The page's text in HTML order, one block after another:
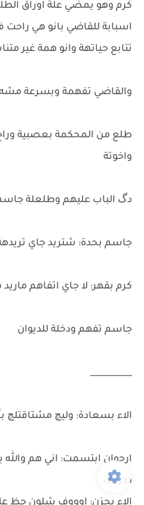
كرم وهو يمضي علة اوراق
اسبابة للقاضي بانو هي
تتابع حياتهة وانو همة غير
والقاضي تفهمة وبسرعة مشه
طلع من المحكمة بعصبية
واخوتة
دگ الباب عليهم وطلعلة
جاسم بحدة: شتريد جاي
كرم بقهر: لا جاي اتفاهم
جاسم تفهم ودخلة للديوان
__________
الاء بسعادة: وليچ مشتاقتلچ
ارجوان ابتسمت: اني هم
ظروف
الاء بحزن: اوووف شلون حظ